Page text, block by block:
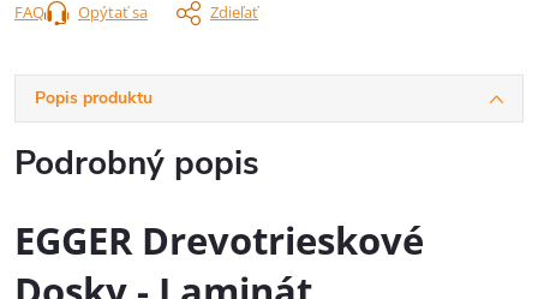
Opýtať sa Zdieľať
FAQ
Popis produktu
Podrobný popis
EGGER Drevotrieskové